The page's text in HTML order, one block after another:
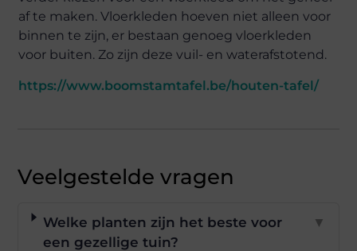
af te maken. Vloerkleden hoeven niet alleen voor
binnen te zijn, er bestaan genoeg vloerkleden
voor buiten. Zo zijn deze vuil- en waterafstotend.
https://www.boomstamtafel.be/houten-tafel/
Veelgestelde vragen
Welke planten zijn het beste voor
een gezellige tuin?
▼